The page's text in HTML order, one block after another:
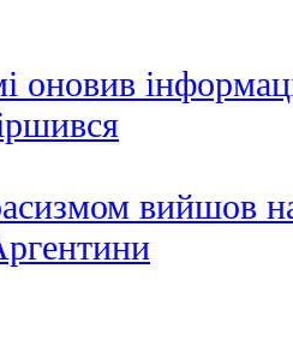
оновив
вийшов